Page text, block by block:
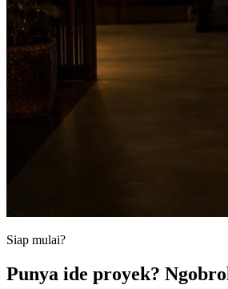
Siap mulai?
Punya ide proyek?